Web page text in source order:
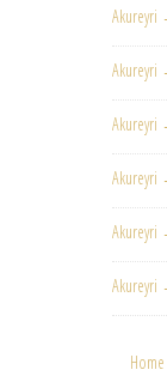
Akureyri
Akureyri
Akureyri
Akureyri
Akureyri
Akureyri
Home